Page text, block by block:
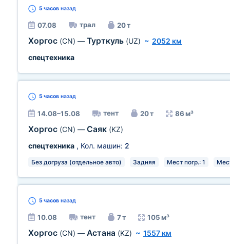
5 часов назад
07.08 трал 20 т
Хоргос (CN) — Турткуль (UZ) ~ 2052 км
спецтехника
5 часов назад
14.08–15.08 тент 20 т 86 м³
Хоргос (CN) — Саяк (KZ)
спецтехника , Кол. машин: 2
Без догруза (отдельное авто) Задняя Мест погр.: 1
5 часов назад
10.08 тент 7 т 105 м³
Хоргос (CN) — Астана (KZ) ~ 1557 км